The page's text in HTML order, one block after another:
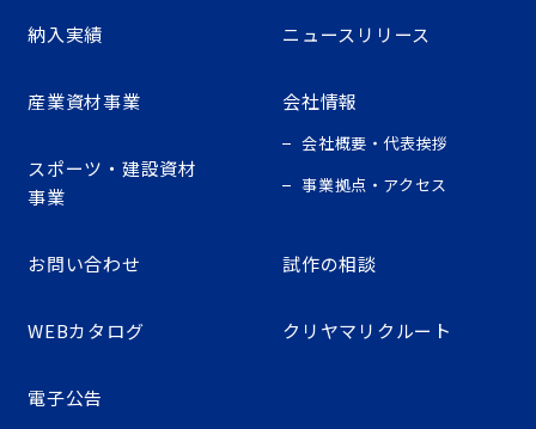
納入実績 ニュースリリース
産業資材事業
スポーツ・建設資材
事業
会社情報
会社概要・代表挨拶
事業拠点・アクセス
お問い合わせ 試作の相談
WEBカタログ クリヤマリクルート
電子公告